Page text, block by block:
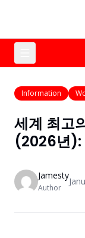
Information
세계 최고
(2026년):
Jamesty
Author